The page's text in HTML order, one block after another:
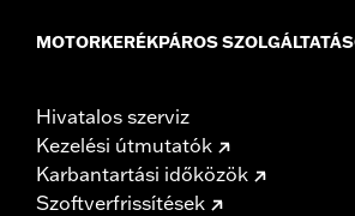
MOTORKERÉKPÁROS
Hivatalos szerviz
Kezelési útmutatók
Karbantartási időközök
Szoftverfrissítések